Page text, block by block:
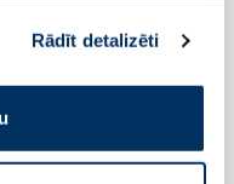
sīkdatņu
izvēli:
Rādīt detalizēti